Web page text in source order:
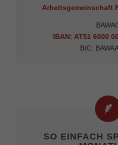
Arbeitsgemeinschaft
IBAN: AT51 6000
BIC:
SO EINFACH